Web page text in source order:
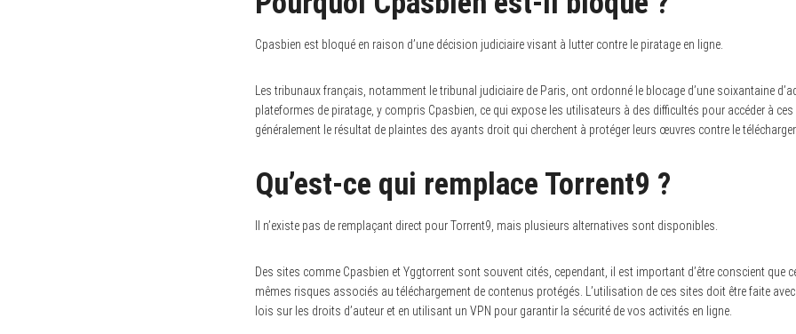
Cpasbien est bloqué en raison d’une décision judiciaire visant à lutter contre le piratage en ligne.
Les tribunaux français, notamment le tribunal judiciaire de Paris, ont ordonné le blocage d’une soixantaine
plateformes de piratage, y compris Cpasbien, ce qui expose les utilisateurs à des difficultés pour accéder à
généralement le résultat de plaintes des ayants droit qui cherchent à protéger leurs œuvres contre le
Qu’est-ce qui remplace Torrent9 ?
Il n’existe pas de remplaçant direct pour Torrent9, mais plusieurs alternatives sont disponibles.
Des sites comme Cpasbien et Yggtorrent sont souvent cités, cependant, il est important d’être conscient que
mêmes risques associés au téléchargement de contenus protégés. L’utilisation de ces sites doit être faite
lois sur les droits d’auteur et en utilisant un VPN pour garantir la sécurité de vos activités en ligne.